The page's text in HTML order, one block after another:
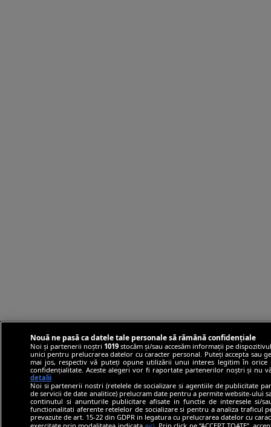
Nouă ne pasă ca datele tale personale să rămână confidențiale
Noi și partenerii noștri 1019stocăm și/sau accesăm informații pe
unici pentru prelucrarea datelor cu caracter personal. Puteți accepta sau
mai jos, respectiv vă puteți opune utilizării unui interes legitim în
confidențialitate. Aceste alegeri vor fi raportate partenerilor noștri și nu
detalii
Noi si partenerii nostri (retelele de socializare si agentiile de publicitate
de servicii de date analitice) prelucram date pentru a permite website-ului
continutul si anunturile publicitare afisate in functie de interesele si/
functionalitati aferente retelelor de socializare si pentru a analiza traficul
prevazute de art. 15-22 din GDPR in legatura cu prelucrarea datelor cu